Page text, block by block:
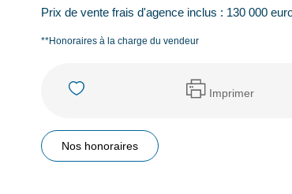
Prix de vente frais d'agence inclus : 130 000
**Honoraires à la charge du vendeur
Imprimer
Nos honoraires